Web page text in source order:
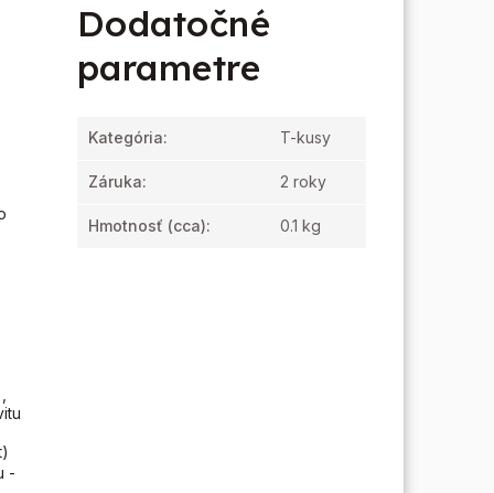
-
Dodatočné
parametre
Kategória: T-kusy
Záruka: 2 roky
Hmotnosť (cca): 0.1 kg